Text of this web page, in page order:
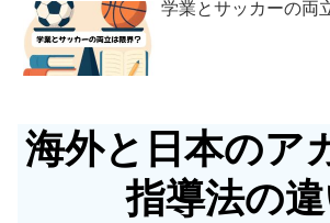
学業とサッカーの両
海外と日本のア
指導法の